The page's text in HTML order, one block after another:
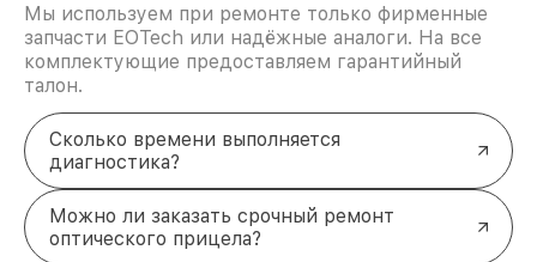
Мы используем при ремонте только фирменные
запчасти EOTech или надёжные аналоги. На все
комплектующие предоставляем гарантийный
талон.
Сколько времени выполняется
диагностика?
Можно ли заказать срочный ремонт
оптического прицела?